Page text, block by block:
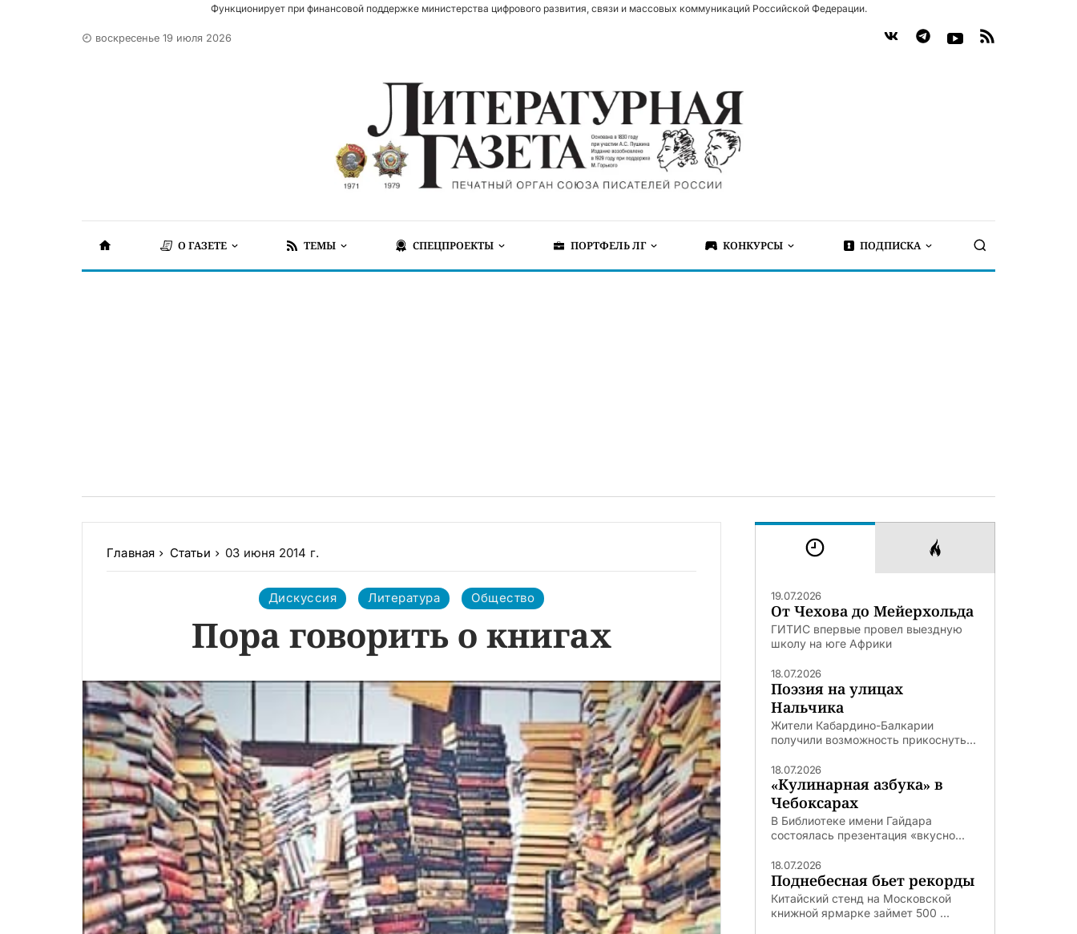
Функционирует при финансовой поддержке министерства цифрового развития, связи и массовых коммуникаций Российской Федерации.
воскресенье 19 июля 2026
О ГАЗЕТЕ ТЕМЫ СПЕЦПРОЕКТЫ ПОРТФЕЛЬ ЛГ КОНКУРСЫ ПОДПИСКА
Главная Статьи 03 июня 2014 г.
Дискуссия Литература Общество
Пора говорить о книгах
19.07.2026
От Чехова до Мейерхольда
ГИТИС впервые провел выездную
школу на юге Африки
18.07.2026
Поэзия на улицах
Нальчика
Жители Кабардино-Балкарии
получили возможность прикоснуть...
18.07.2026
«Кулинарная азбука» в
Чебоксарах
В Библиотеке имени Гайдара
состоялась презентация «вкусно...
18.07.2026
Поднебесная бьет рекорды
Китайский стенд на Московской
книжной ярмарке займет 500 ...